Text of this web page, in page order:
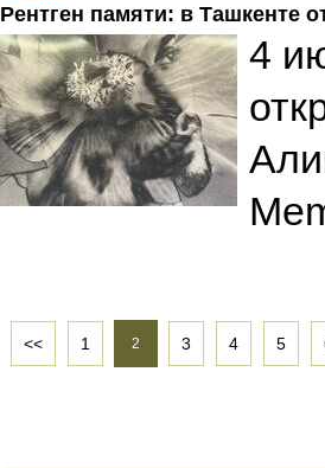
Рентген памяти: в Ташкенте
4
<< 1 2 3 4 5